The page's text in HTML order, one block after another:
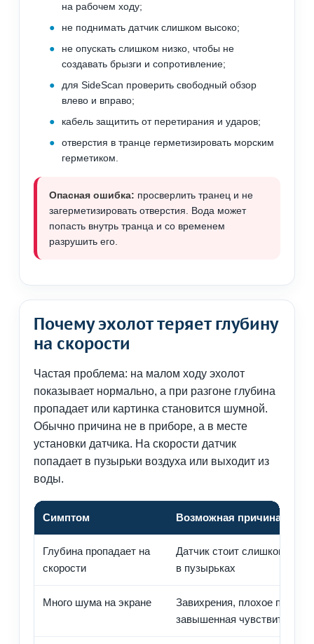
на рабочем ходу;
не поднимать датчик слишком высоко;
не опускать слишком низко, чтобы не
создавать брызги и сопротивление;
для SideScan проверить свободный обзор
влево и вправо;
кабель защитить от перетирания и ударов;
отверстия в транце герметизировать морским
герметиком.
Опасная ошибка: просверлить транец и не
загерметизировать отверстия. Вода может
попасть внутрь транца и со временем
разрушить его.
Почему эхолот теряет глубину
на скорости
Частая проблема: на малом ходу эхолот
показывает нормально, а при разгоне глубина
пропадает или картинка становится шумной.
Обычно причина не в приборе, а в месте
установки датчика. На скорости датчик
попадает в пузырьки воздуха или выходит из
воды.
Симптом Возможная причина
Глубина пропадает на
скорости
Датчик стоит слишком
в пузырьках
Много шума на экране
Завихрения, плохое
завышенная